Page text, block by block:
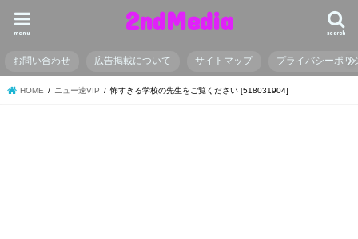
2ndMedia search
menu
お問い合わせ 広告掲載について サイトマップ プライバシーポリ
HOME ニュー速VIP 怖すぎる学校の先生をご覧ください [518031904]